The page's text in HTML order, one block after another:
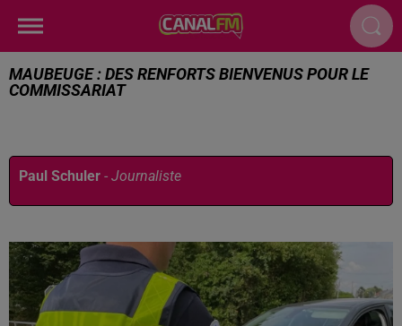
MAUBEUGE : DES RENFORTS BIENVENUS POUR LE
COMMISSARIAT
Paul Schuler - Journaliste